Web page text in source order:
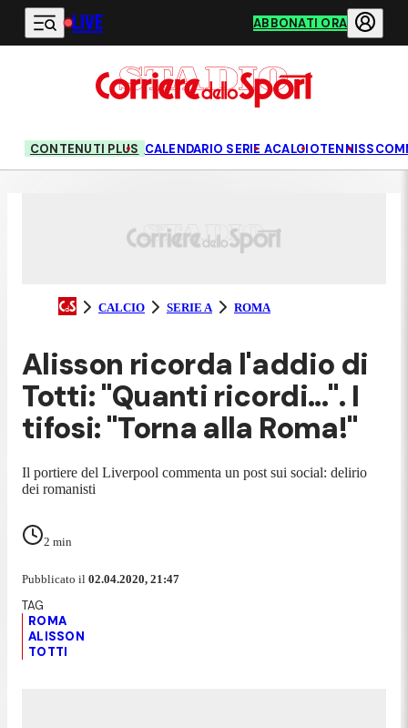
Vai al contenuto principale
LIVE ABBONATI ORA
CONTENUTI PLUS CALENDARIO SERIE ACALCIOTENNIS
CALCIO SERIE A ROMA
Alisson ricorda l'addio di
Totti: "Quanti ricordi...". I
tifosi: "Torna alla Roma!"
Il portiere del Liverpool commenta un post sui social: delirio
dei romanisti
2 min
Pubblicato il 02.04.2020, 21:47
ROMA
ALISSON
TOTTI